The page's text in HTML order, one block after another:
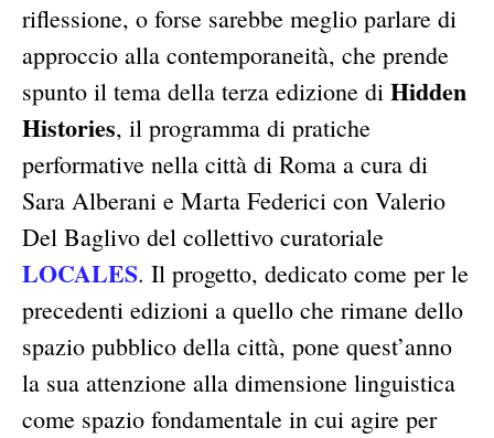
riflessione, o forse sarebbe meglio parlare di
approccio alla contemporaneità, che prende
spunto il tema della terza edizione di Hidden
Histories, il programma di pratiche
performative nella città di Roma a cura di
Sara Alberani e Marta Federici con Valerio
Del Baglivo del collettivo curatoriale
LOCALES. Il progetto, dedicato come per le
precedenti edizioni a quello che rimane dello
spazio pubblico della città, pone quest’anno
la sua attenzione alla dimensione linguistica
come spazio fondamentale in cui agire per